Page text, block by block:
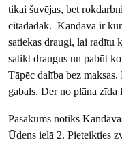
tikai šuvējas, bet
citādādāk. Kandava ir
satiekas draugi, lai radītu
satikt draugus un pabūt
Tāpēc dalība bez
gabals. Der no plāna zīda
Pasākums notiks
Ūdens ielā 2. Pieteikties